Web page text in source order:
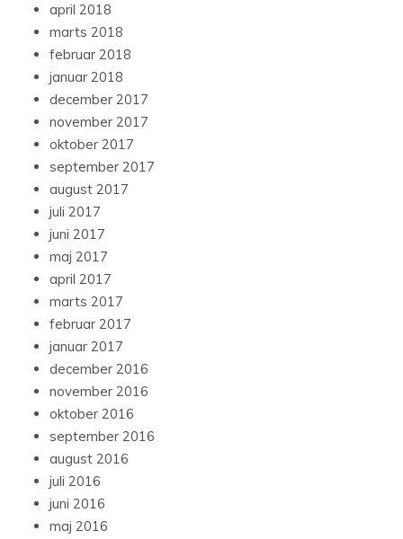
april 2018
marts 2018
februar 2018
januar 2018
december 2017
november 2017
oktober 2017
september 2017
august 2017
juli 2017
juni 2017
maj 2017
april 2017
marts 2017
februar 2017
januar 2017
december 2016
november 2016
oktober 2016
september 2016
august 2016
juli 2016
juni 2016
maj 2016